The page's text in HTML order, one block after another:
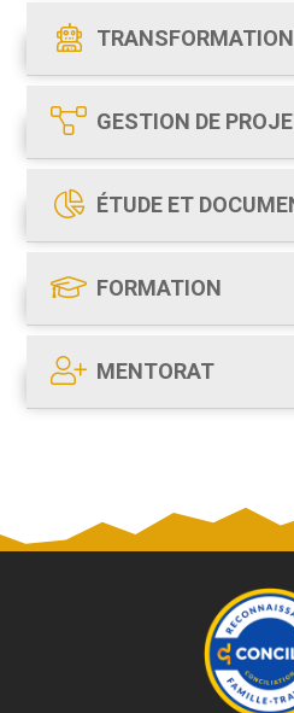
GESTION DE
ÉTUDE ET
FORMATION
MENTORAT